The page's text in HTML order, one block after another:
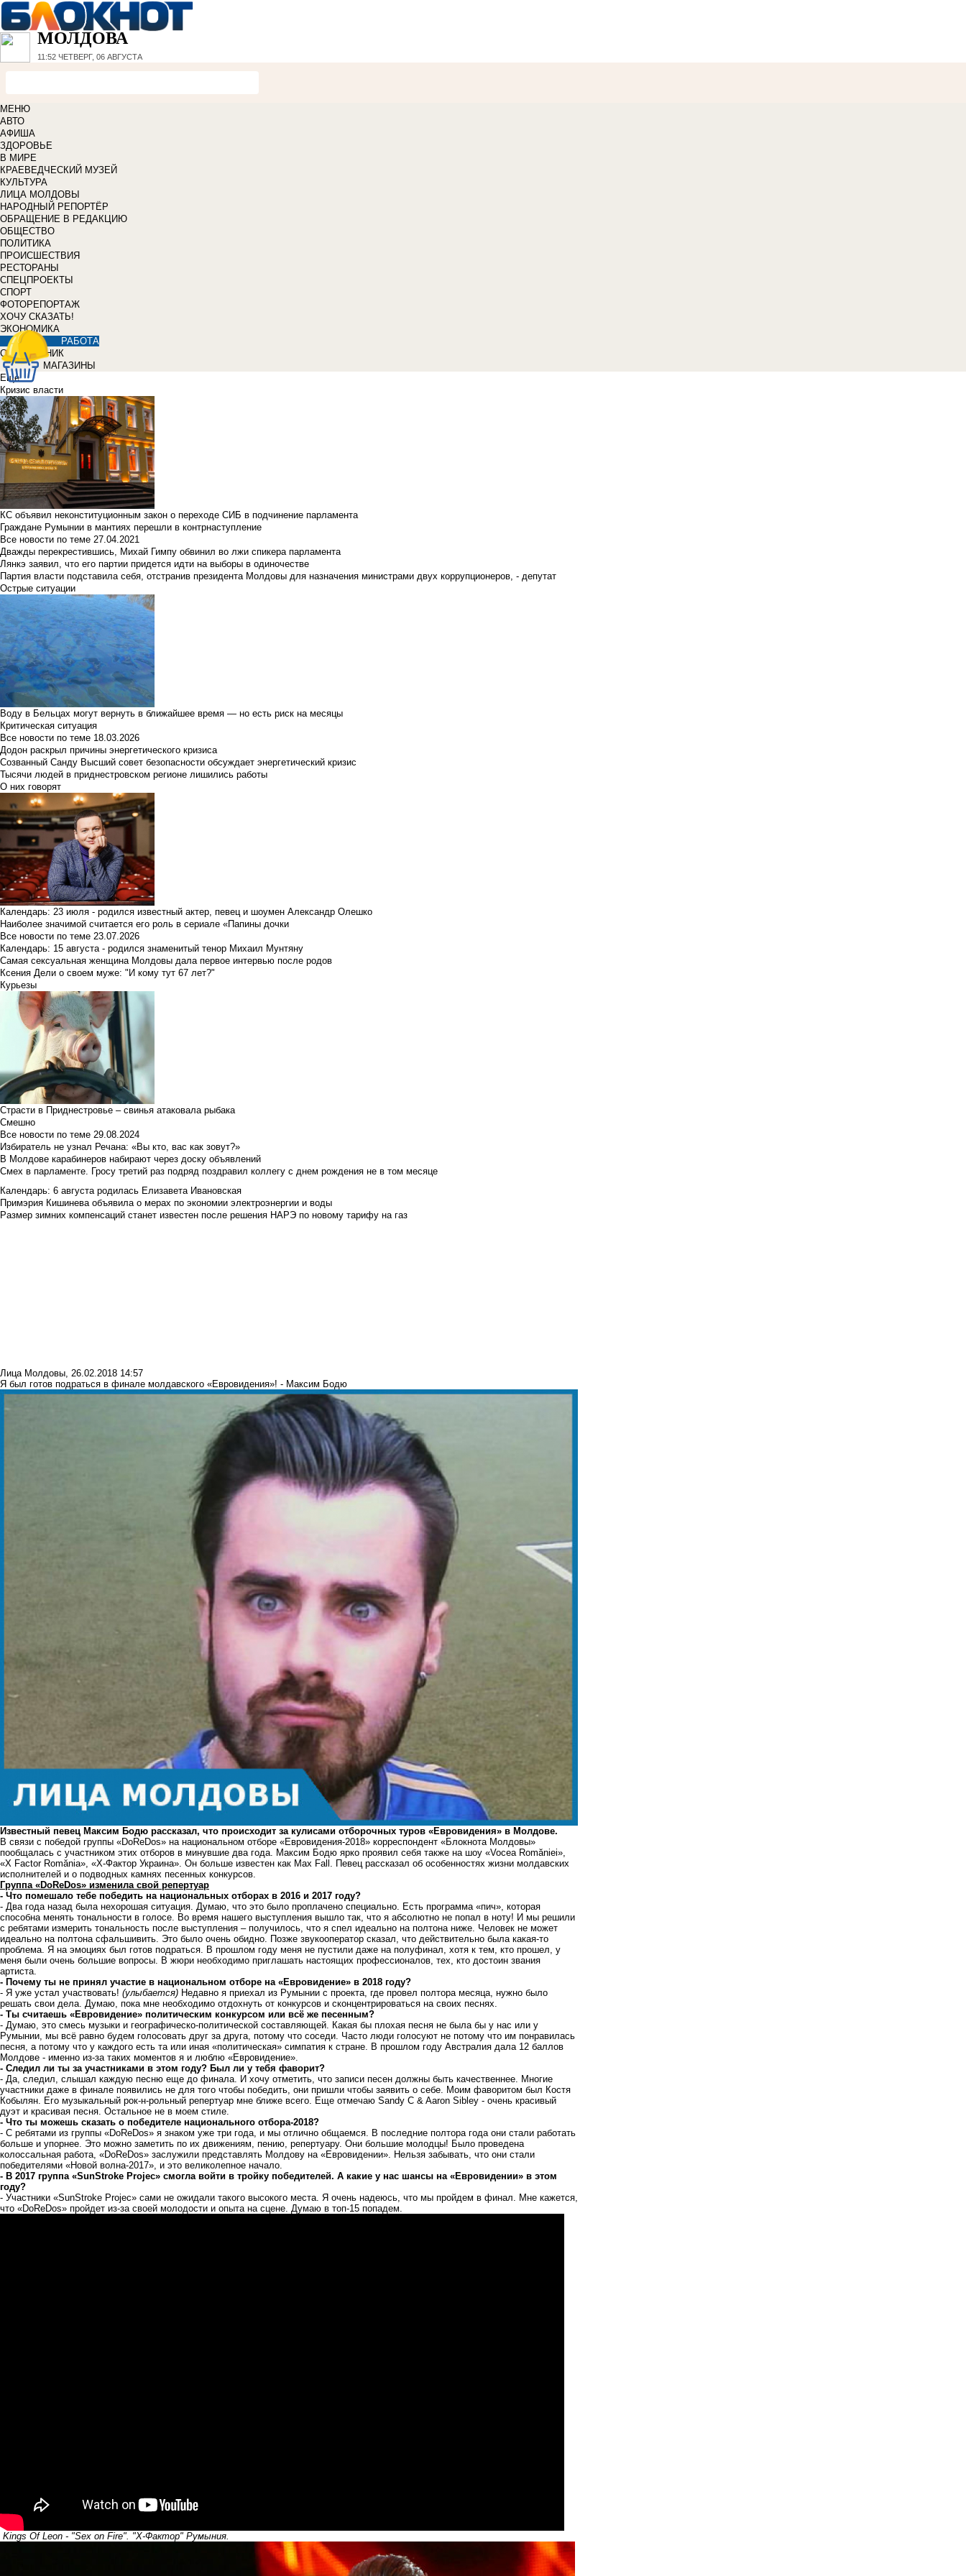
МОЛДОВА
11:52 ЧЕТВЕРГ, 06 АВГУСТА
МЕНЮ
АВТО
АФИША
ЗДОРОВЬЕ
В МИРЕ
КРАЕВЕДЧЕСКИЙ МУЗЕЙ
КУЛЬТУРА
ЛИЦА МОЛДОВЫ
НАРОДНЫЙ РЕПОРТЁР
ОБРАЩЕНИЕ В РЕДАКЦИЮ
ОБЩЕСТВО
ПОЛИТИКА
ПРОИСШЕСТВИЯ
РЕСТОРАНЫ
СПЕЦПРОЕКТЫ
СПОРТ
ФОТОРЕПОРТАЖ
ХОЧУ СКАЗАТЬ!
ЭКОНОМИКА
РАБОТА
СПРАВОЧНИК
МАГАЗИНЫ
Еще
Кризис власти
КС объявил неконституционным закон о переходе СИБ в подчинение парламента
Граждане Румынии в мантиях перешли в контрнаступление
Все новости по теме 27.04.2021
Дважды перекрестившись, Михай Гимпу обвинил во лжи спикера парламента
Лянкэ заявил, что его партии придется идти на выборы в одиночестве
Партия власти подставила себя, отстранив президента Молдовы для назначения министрами двух коррупционеров, - депутат
Острые ситуации
Воду в Бельцах могут вернуть в ближайшее время — но есть риск на месяцы
Критическая ситуация
Все новости по теме 18.03.2026
Додон раскрыл причины энергетического кризиса
Созванный Санду Высший совет безопасности обсуждает энергетический кризис
Тысячи людей в приднестровском регионе лишились работы
О них говорят
Календарь: 23 июля - родился известный актер, певец и шоумен Александр Олешко
Наиболее значимой считается его роль в сериале «Папины дочки
Все новости по теме 23.07.2026
Календарь: 15 августа - родился знаменитый тенор Михаил Мунтяну
Самая сексуальная женщина Молдовы дала первое интервью после родов
Ксения Дели о своем муже: "И кому тут 67 лет?"
Курьезы
Страсти в Приднестровье – свинья атаковала рыбака
Смешно
Все новости по теме 29.08.2024
Избиратель не узнал Речана: «Вы кто, вас как зовут?»
В Молдове карабинеров набирают через доску объявлений
Смех в парламенте. Гросу третий раз подряд поздравил коллегу с днем рождения не в том месяце
Календарь: 6 августа родилась Елизавета Ивановская
Примэрия Кишинева объявила о мерах по экономии электроэнергии и воды
Размер зимних компенсаций станет известен после решения НАРЭ по новому тарифу на газ
Лица Молдовы, 26.02.2018 14:57
Я был готов подраться в финале молдавского «Евровидения»! - Максим Бодю
Известный певец Максим Бодю рассказал, что происходит за кулисами отборочных туров «Евровидения» в Молдове.
В связи с победой группы «DoReDos» на национальном отборе «Евровидения-2018» корреспондент «Блокнота Молдовы»
пообщалась с участником этих отборов в минувшие два года. Максим Бодю ярко проявил себя также на шоу «Vocea Romăniei»,
«X Factor Romănia», «Х-Фактор Украина». Он больше известен как Max Fall. Певец рассказал об особенностях жизни молдавских
исполнителей и о подводных камнях песенных конкурсов.
Группа «DoReDos» изменила свой репертуар
- Что помешало тебе победить на национальных отборах в 2016 и 2017 году?
- Два года назад была нехорошая ситуация. Думаю, что это было проплачено специально. Есть программа «пич», которая
способна менять тональности в голосе. Во время нашего выступления вышло так, что я абсолютно не попал в ноту! И мы решили
с ребятами измерить тональность после выступления – получилось, что я спел идеально на полтона ниже. Человек не может
идеально на полтона сфальшивить. Это было очень обидно. Позже звукооператор сказал, что действительно была какая-то
проблема. Я на эмоциях был готов подраться. В прошлом году меня не пустили даже на полуфинал, хотя к тем, кто прошел, у
меня были очень большие вопросы. В жюри необходимо приглашать настоящих профессионалов, тех, кто достоин звания
артиста.
- Почему ты не принял участие в национальном отборе на «Евровидение» в 2018 году?
- Я уже устал участвовать! (улыбается) Недавно я приехал из Румынии с проекта, где провел полтора месяца, нужно было
решать свои дела. Думаю, пока мне необходимо отдохнуть от конкурсов и сконцентрироваться на своих песнях.
- Ты считаешь «Евровидение» политическим конкурсом или всё же песенным?
- Думаю, это смесь музыки и географическо-политической составляющей. Какая бы плохая песня не была бы у нас или у
Румынии, мы всё равно будем голосовать друг за друга, потому что соседи. Часто люди голосуют не потому что им понравилась
песня, а потому что у каждого есть та или иная «политическая» симпатия к стране. В прошлом году Австралия дала 12 баллов
Молдове - именно из-за таких моментов я и люблю «Евровидение».
- Следил ли ты за участниками в этом году? Был ли у тебя фаворит?
- Да, следил, слышал каждую песню еще до финала. И хочу отметить, что записи песен должны быть качественнее. Многие
участники даже в финале появились не для того чтобы победить, они пришли чтобы заявить о себе. Моим фаворитом был Костя
Кобылян. Его музыкальный рок-н-рольный репертуар мне ближе всего. Еще отмечаю Sandy C & Aaron Sibley - очень красивый
дуэт и красивая песня. Остальное не в моем стиле.
- Что ты можешь сказать о победителе национального отбора-2018?
- С ребятами из группы «DoReDos» я знаком уже три года, и мы отлично общаемся. В последние полтора года они стали работать
больше и упорнее. Это можно заметить по их движениям, пению, репертуару. Они большие молодцы! Было проведена
колоссальная работа, «DoReDos» заслужили представлять Молдову на «Евровидении». Нельзя забывать, что они стали
победителями «Новой волна-2017», и это великолепное начало.
- В 2017 группа «SunStroke Projec» смогла войти в тройку победителей. А какие у нас шансы на «Евровидении» в этом
году?
- Участники «SunStroke Projec» сами не ожидали такого высокого места. Я очень надеюсь, что мы пройдем в финал. Мне кажется,
что «DoReDos» пройдет из-за своей молодости и опыта на сцене. Думаю в топ-15 попадем.
Kings Of Leon - "Sex on Fire". "Х-Фактор" Румыния.